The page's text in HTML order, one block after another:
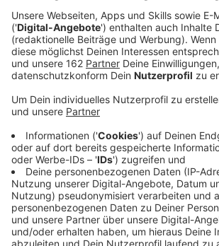
Anzeige
Obwohl die ständige Impfkommission
grundsätzliche Empfehlung gibt, soll
deutschlandweit ein Impfangebot an
geben. Darauf haben sich gestern die
Gesundheitsminister der Länder
Kreis Wesel haben die Impfungen für
bereits letzte Woche begonnen. Nach
Vorgespräch mit einem Kinderarzt oder
Kinderärztin. An den Impfzentren in
und auch bei einer mobilen Impfaktion